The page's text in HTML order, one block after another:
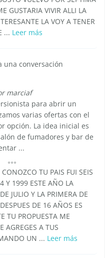
GUSTARIA VIVIR ALLI LA
LA VOY A TENER
... Leer más
una conversación
marciaf
para abrir un
varias ofertas con el
opción. La idea inicial es
de fumadores y bar de
...
TU PAIS FUI SEIS
Y 1999 ESTE AÑO LA
JULIO Y LA PRIMERA DE
DE 16 AÑOS ES
TU PROPUESTA ME
AGREGES A TUS
UN ... Leer más